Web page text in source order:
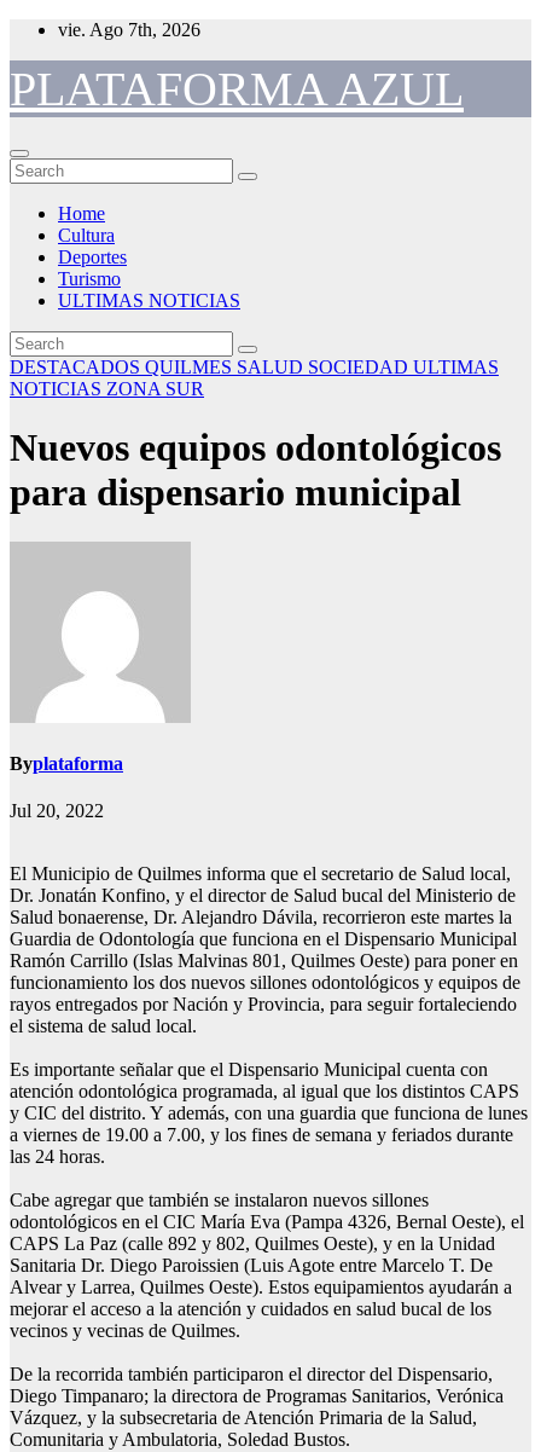
Skip
content
vie. Ago 7th, 2026
PLATAFORMA AZUL
Home
Cultura
Deportes
Turismo
ULTIMAS NOTICIAS
DESTACADOS QUILMES SALUD SOCIEDAD ULTIMAS
NOTICIAS ZONA SUR
Nuevos equipos odontológicos
para dispensario municipal
Byplataforma
Jul 20, 2022
El Municipio de Quilmes informa que el secretario de Salud local,
Dr. Jonatán Konfino, y el director de Salud bucal del Ministerio de
Salud bonaerense, Dr. Alejandro Dávila, recorrieron este martes la
Guardia de Odontología que funciona en el Dispensario Municipal
Ramón Carrillo (Islas Malvinas 801, Quilmes Oeste) para poner en
funcionamiento los dos nuevos sillones odontológicos y equipos de
rayos entregados por Nación y Provincia, para seguir fortaleciendo
el sistema de salud local.
Es importante señalar que el Dispensario Municipal cuenta con
atención odontológica programada, al igual que los distintos CAPS
y CIC del distrito. Y además, con una guardia que funciona de lunes
a viernes de 19.00 a 7.00, y los fines de semana y feriados durante
las 24 horas.
Cabe agregar que también se instalaron nuevos sillones
odontológicos en el CIC María Eva (Pampa 4326, Bernal Oeste), el
CAPS La Paz (calle 892 y 802, Quilmes Oeste), y en la Unidad
Sanitaria Dr. Diego Paroissien (Luis Agote entre Marcelo T. De
Alvear y Larrea, Quilmes Oeste). Estos equipamientos ayudarán a
mejorar el acceso a la atención y cuidados en salud bucal de los
vecinos y vecinas de Quilmes.
De la recorrida también participaron el director del Dispensario,
Diego Timpanaro; la directora de Programas Sanitarios, Verónica
Vázquez, y la subsecretaria de Atención Primaria de la Salud,
Comunitaria y Ambulatoria, Soledad Bustos.